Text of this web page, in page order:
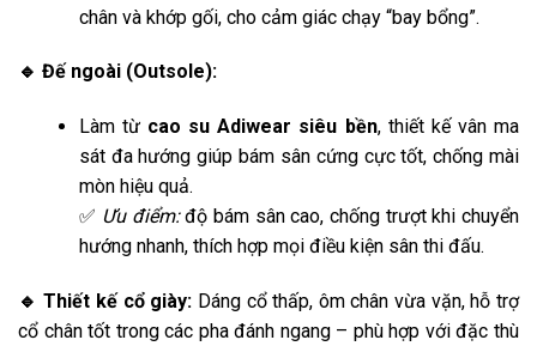
chân và khớp gối, cho cảm giác chạy “bay bổng”.
🔹 Đế ngoài (Outsole):
Làm từ cao su Adiwear siêu bền, thiết kế vân ma
sát đa hướng giúp bám sân cứng cực tốt, chống mài
mòn hiệu quả.
✅ Ưu điểm:độ bám sân cao, chống trượt khi chuyển
hướng nhanh, thích hợp mọi điều kiện sân thi đấu.
🔹 Thiết kế cổ giày: Dáng cổ thấp, ôm chân vừa vặn, hỗ trợ
cổ chân tốt trong các pha đánh ngang – phù hợp với đặc thù